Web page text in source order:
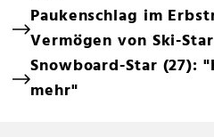
Paukenschlag im
Vermögen von Ski-Star
Snowboard-Star (27):
mehr"